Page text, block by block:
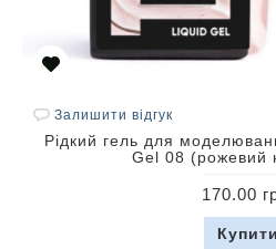
Залишити відгук
Рідкий гель для
Gel 08 (рожевий
170.00
Купити